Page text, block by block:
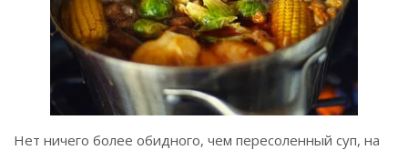
Нет ничего более обидного, чем пересоленный суп, на